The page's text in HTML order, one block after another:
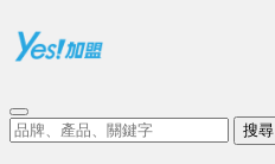
搜尋